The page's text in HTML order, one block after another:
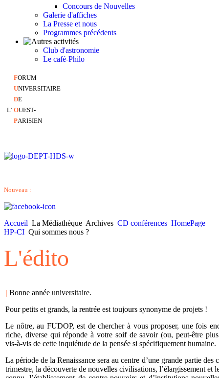
Concours de Nouvelles
Galerie d'affiches
La Presse et nous
Programmes précédents
Club d'astronomie
Le café-Philo
FORUM
UNIVERSITAIRE
DE
L' OUEST-
PARISIEN
Nouveau :
Accueil La Médiathèque Archives CD conférences HomePage
HP-CI Qui sommes nous ?
L'édito
| Bonne année universitaire.
Pour petits et grands, la rentrée est toujours synonyme de projets !
Le nôtre, au FUDOP, est de chercher à vous proposer, une fois
riche, diverse qui réponde à votre soif de savoir (ou, peut-être
vis-à-vis de cette inquiétude de la pensée si spécifiquement humaine.
La période de la Renaissance sera au centre d’une grande partie des
trimestre, la découverte de nouvelles civilisations, l’élargissement et